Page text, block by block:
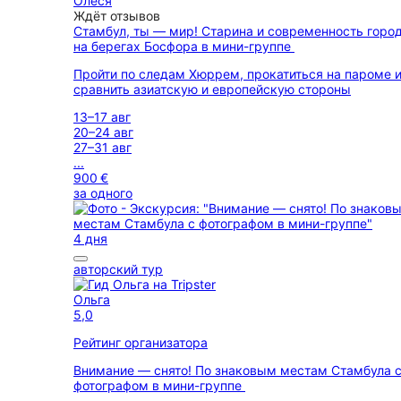
Ждёт отзывов
Стамбул, ты — мир! Старина и современность
на берегах Босфора в мини-группе
Пройти по следам Хюррем, прокатиться на пароме и
сравнить азиатскую и европейскую стороны
13–17 авг
20–24 авг
27–31 авг
...
900 €
за одного
4 дня
авторский тур
Ольга
5,0
Рейтинг организатора
Внимание — снято! По знаковым местам Стамбула с
фотографом в мини-группе